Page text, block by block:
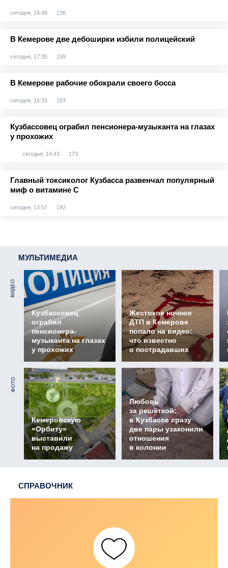
сегодня, 18:48 136
В Кемерове две дебоширки избили полицейский
сегодня, 17:35 159
В Кемерове рабочие обокрали своего босса
сегодня, 16:33 183
Кузбассовец ограбил пенсионера-музыканта на глазах
у прохожих
сегодня, 14:43 173
Главный токсиколог Кузбасса развенчал популярный
миф о витамине С
сегодня, 13:57 192
МУЛЬТИМЕДИА
ВИДЕО
Кузбассовец
ограбил
пенсионера-
музыканта на глазах
у прохожих
Жестокое ночное
ДТП в Кемерове
попало на видео:
что известно
о пострадавших
ФОТО
Кемеровскую
«Орбиту»
выставили
на продажу
Любовь
за решёткой:
в Кузбассе сразу
две пары узаконили
отношения
в колонии
СПРАВОЧНИК